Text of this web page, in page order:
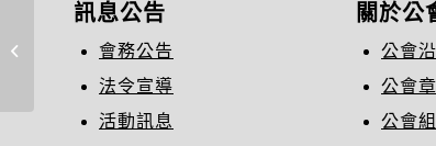
訊息公告
會務公告
法令宣導
活動訊息
關於公
公會
公會
公會
「110年度技師技術服務專業訓練講
習」增開一場次視訊課...